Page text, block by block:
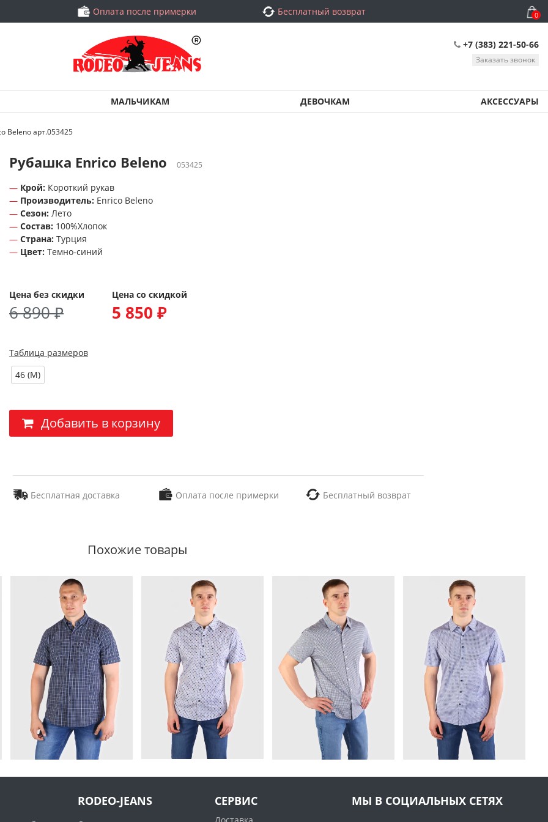
Оплата после примерки Бесплатный возврат 0
+7 (383) 221-50-66
Заказать звонок
МАЛЬЧИКАМ ДЕВОЧКАМ АКСЕССУАРЫ
Beleno арт.053425
Рубашка Enrico Beleno 053425
Крой: Короткий рукав
Производитель: Enrico Beleno
Сезон: Лето
Состав: 100%Хлопок
Страна: Турция
Цвет: Темно-синий
Цена без скидки
6 890 ₽
Цена со скидкой
5 850 ₽
Таблица размеров
46 (M)
Добавить в корзину
Бесплатная доставка Оплата после примерки Бесплатный возврат
Похожие товары
RODEO-JEANS СЕРВИС МЫ В СОЦИАЛЬНЫХ СЕТЯХ